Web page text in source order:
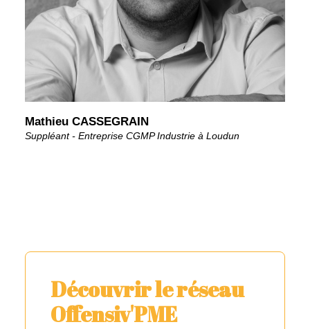
Mathieu CASSEGRAIN
Suppléant - Entreprise CGMP Industrie à Loudun
Découvrir le réseau
Offensiv'PME